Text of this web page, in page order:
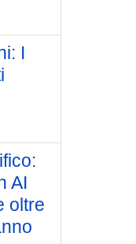
I
AI
oltre